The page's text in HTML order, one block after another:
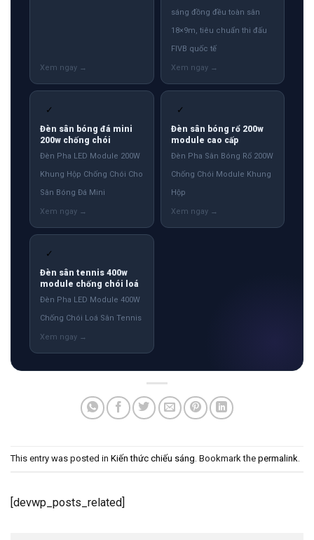
sáng đồng đều toàn sân
18×9m, tiêu chuẩn thi đấu
FIVB quốc tế
✓
Đèn sân bóng đá mini
200w chống chói
Đèn Pha LED Module 200W
Khung Hộp Chống Chói Cho
Sân Bóng Đá Mini
✓
Đèn sân bóng rổ 200w
module cao cấp
Đèn Pha Sân Bóng Rổ 200W
Chống Chói Module Khung
Hộp
✓
Đèn sân tennis 400w
module chống chói loá
Đèn Pha LED Module 400W
Chống Chói Loá Sân Tennis
This entry was posted in Kiến thức chiếu sáng . Bookmark the permalink
[devwp_posts_related]